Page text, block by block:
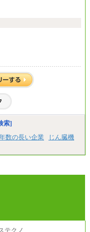
、京都：月給193,000 円
ございません。
さらに高い金額を個別
間外に勤務をした場
はございません。
ありません。
索]
数の長い企業
じん臓機